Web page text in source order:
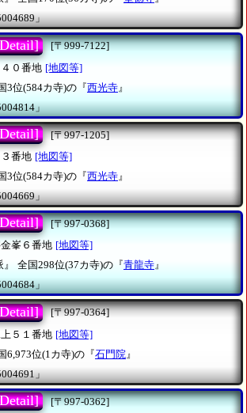
」
[〒999-7122]
０番地 [地図等]
3位(584カ寺)の『西光寺 』
」
[〒997-1205]
番地 [地図等]
3位(584カ寺)の『西光寺 』
」
[〒997-0368]
峯６番地 [地図等]
全国298位(37カ寺)の『青龍寺』
」
[〒997-0364]
５１番地 [地図等]
6,973位(1カ寺)の『石門院 』
」
[〒997-0362]